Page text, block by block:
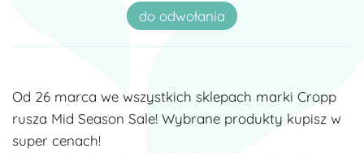
do odwołania
Od 26 marca we wszystkich sklepach marki Cropp
rusza Mid Season Sale! Wybrane produkty kupisz w
super cenach!